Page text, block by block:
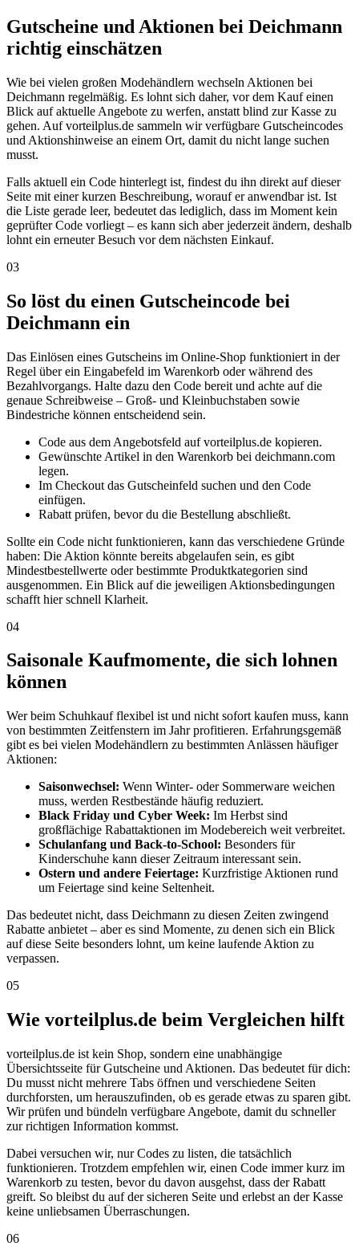
Gutscheine und Aktionen bei Deichmann
richtig einschätzen
Wie bei vielen großen Modehändlern wechseln Aktionen bei
Deichmann regelmäßig. Es lohnt sich daher, vor dem Kauf einen
Blick auf aktuelle Angebote zu werfen, anstatt blind zur Kasse zu
gehen. Auf vorteilplus.de sammeln wir verfügbare Gutscheincodes
und Aktionshinweise an einem Ort, damit du nicht lange suchen
musst.
Falls aktuell ein Code hinterlegt ist, findest du ihn direkt auf dieser
Seite mit einer kurzen Beschreibung, worauf er anwendbar ist. Ist
die Liste gerade leer, bedeutet das lediglich, dass im Moment kein
geprüfter Code vorliegt – es kann sich aber jederzeit ändern, deshalb
lohnt ein erneuter Besuch vor dem nächsten Einkauf.
03
So löst du einen Gutscheincode bei
Deichmann ein
Das Einlösen eines Gutscheins im Online-Shop funktioniert in der
Regel über ein Eingabefeld im Warenkorb oder während des
Bezahlvorgangs. Halte dazu den Code bereit und achte auf die
genaue Schreibweise – Groß- und Kleinbuchstaben sowie
Bindestriche können entscheidend sein.
Code aus dem Angebotsfeld auf vorteilplus.de kopieren.
Gewünschte Artikel in den Warenkorb bei deichmann.com
legen.
Im Checkout das Gutscheinfeld suchen und den Code
einfügen.
Rabatt prüfen, bevor du die Bestellung abschließt.
Sollte ein Code nicht funktionieren, kann das verschiedene Gründe
haben: Die Aktion könnte bereits abgelaufen sein, es gibt
Mindestbestellwerte oder bestimmte Produktkategorien sind
ausgenommen. Ein Blick auf die jeweiligen Aktionsbedingungen
schafft hier schnell Klarheit.
04
Saisonale Kaufmomente, die sich lohnen
können
Wer beim Schuhkauf flexibel ist und nicht sofort kaufen muss, kann
von bestimmten Zeitfenstern im Jahr profitieren. Erfahrungsgemäß
gibt es bei vielen Modehändlern zu bestimmten Anlässen häufiger
Aktionen:
Saisonwechsel: Wenn Winter- oder Sommerware weichen
muss, werden Restbestände häufig reduziert.
Black Friday und Cyber Week: Im Herbst sind
großflächige Rabattaktionen im Modebereich weit verbreitet.
Schulanfang und Back-to-School: Besonders für
Kinderschuhe kann dieser Zeitraum interessant sein.
Ostern und andere Feiertage: Kurzfristige Aktionen rund
um Feiertage sind keine Seltenheit.
Das bedeutet nicht, dass Deichmann zu diesen Zeiten zwingend
Rabatte anbietet – aber es sind Momente, zu denen sich ein Blick
auf diese Seite besonders lohnt, um keine laufende Aktion zu
verpassen.
05
Wie vorteilplus.de beim Vergleichen hilft
vorteilplus.de ist kein Shop, sondern eine unabhängige
Übersichtsseite für Gutscheine und Aktionen. Das bedeutet für dich:
Du musst nicht mehrere Tabs öffnen und verschiedene Seiten
durchforsten, um herauszufinden, ob es gerade etwas zu sparen gibt.
Wir prüfen und bündeln verfügbare Angebote, damit du schneller
zur richtigen Information kommst.
Dabei versuchen wir, nur Codes zu listen, die tatsächlich
funktionieren. Trotzdem empfehlen wir, einen Code immer kurz im
Warenkorb zu testen, bevor du davon ausgehst, dass der Rabatt
greift. So bleibst du auf der sicheren Seite und erlebst an der Kasse
keine unliebsamen Überraschungen.
06